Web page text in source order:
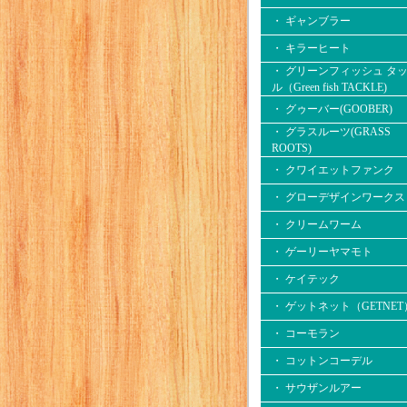
・ ギャンブラー
・ キラーヒート
・ グリーンフィッシュ タ
ル（Green fish TACKLE)
・ グゥーバー(GOOBER)
・ グラスルーツ(GRASS
ROOTS)
・ クワイエットファンク
・ グローデザインワークス
・ クリームワーム
・ ゲーリーヤマモト
・ ケイテック
・ ゲットネット（GETNET
・ コーモラン
・ コットンコーデル
・ サウザンルアー